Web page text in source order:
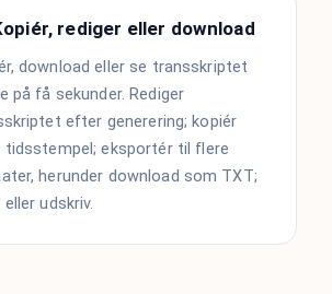
rediger eller download
download eller se transskriptet
på få sekunder. Rediger
efter generering; kopiér
tidsstempel; eksportér til flere
herunder download som TXT;
eller udskriv.